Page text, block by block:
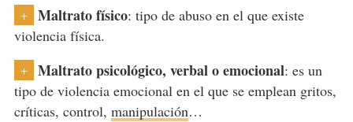
+ Maltrato físico: tipo de abuso en el que existe
violencia física.
+ Maltrato psicológico, verbal o emocional: es un
tipo de violencia emocional en el que se emplean gritos,
críticas, control, manipulación…